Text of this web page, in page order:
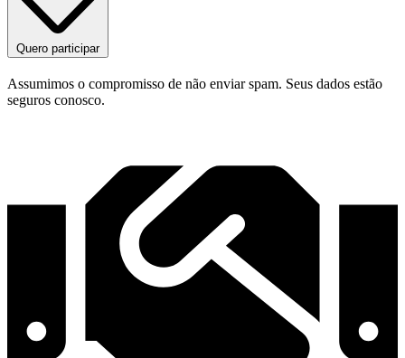
Quero participar
Assumimos o compromisso de não enviar spam. Seus dados estão
seguros conosco.